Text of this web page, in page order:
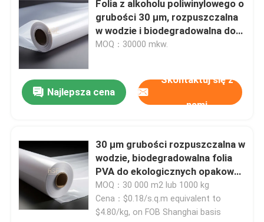
Folia z alkoholu poliwinylowego o
grubości 30 µm, rozpuszczalna
w wodzie i biodegradowalna do
kapsułek do prania i opakowań
MOQ：30000 mkw.
Najlepsza cena
Skontaktuj się z
nami
30 μm grubości rozpuszczalna w
wodzie, biodegradowalna folia
PVA do ekologicznych opakowań
i rolnictwa
MOQ：30 000 m2 lub 1000 kg
Cena：$0.18/s.q.m equivalent to
$4.80/kg, on FOB Shanghai basis